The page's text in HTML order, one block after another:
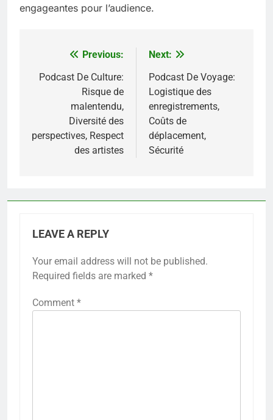
engageantes pour l’audience.
navigation
Previous:
Podcast De Culture:
Risque de
malentendu,
Diversité des
perspectives, Respect
des artistes
Next:
Podcast De Voyage:
Logistique des
enregistrements,
Coûts de
déplacement,
Sécurité
LEAVE A REPLY
Your email address will not be published.
Required fields are marked *
Comment *